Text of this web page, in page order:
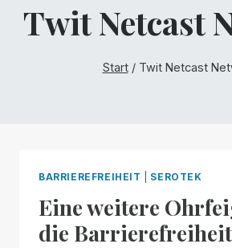
Twit Netcast
Start / Twit Netcast
BARRIEREFREIHEIT SEROTEK
Eine weitere
die Barrierefreiheit